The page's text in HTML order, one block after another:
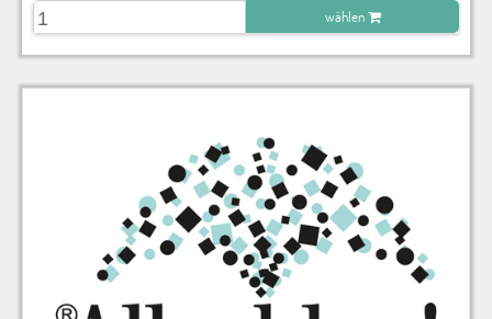
wählen
zu Warenkorb hinzugefügt.